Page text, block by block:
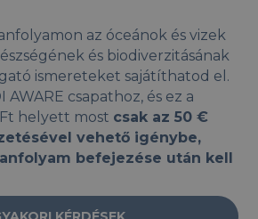
az óceánok és vizek
és biodiverzitásának
ismereteket sajátíthatod el.
AWARE csapathoz, és ez a
helyett most csak az 50 €
vehető igénybe,
befejezése után kell